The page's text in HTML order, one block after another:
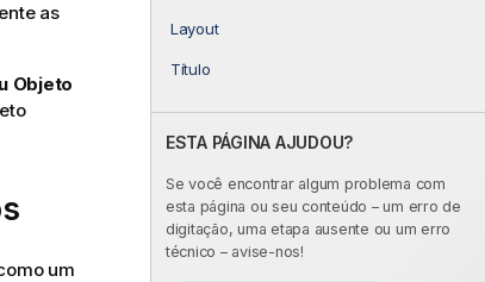
Layout
Título
ESTA PÁGINA AJUDOU?
Se você encontrar algum problema com
esta página ou seu conteúdo – um erro de
digitação, uma etapa ausente ou um erro
técnico – avise-nos!
as
Objeto
um